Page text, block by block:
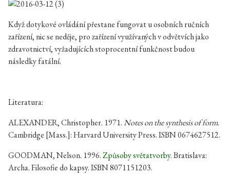
Když dotykové ovládání přestane fungovat u osobních ručních
zařízení, nic se neděje, pro zařízení využívaných v odvětvích jako
zdravotnictví, vyžadujících stoprocentní funkčnost budou
následky fatální.
Literatura:
ALEXANDER, Christopher. 1971. Notes on the synthesis of form.
Cambridge [Mass.]: Harvard University Press. ISBN 0674627512.
GOODMAN, Nelson. 1996.Způsoby světatvorby. Bratislava:
Archa. Filosofie do kapsy. ISBN 8071151203.